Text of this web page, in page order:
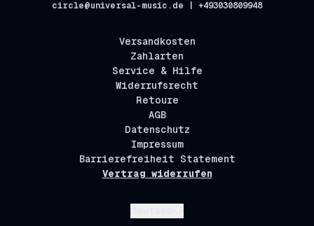
circle@universal-music.de | +493030809948
Versandkosten
Zahlarten
Service & Hilfe
Widerrufsrecht
Retoure
AGB
Datenschutz
Impressum
Barrierefreiheit Statement
Vertrag widerrufen